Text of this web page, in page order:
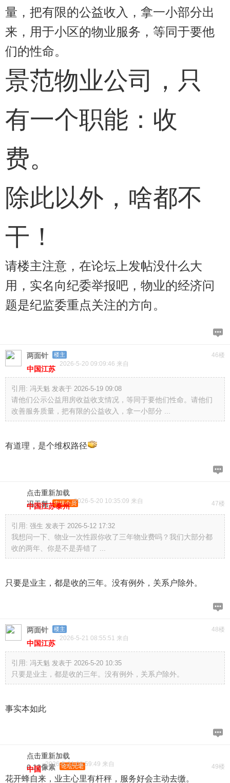
量，把有限的公益收入，拿一小部分出
来，用于小区的物业服务，等同于要他
们的性命。
景范物业公司，只
有一个职能：收
费。
除此以外，啥都不
干！
请楼主注意，在论坛上发帖没什么大
用，实名向纪委举报吧，物业的经济问
题是纪监委重点关注的方向。
46楼
两面针 楼主
2026-5-20 09:09:46 来自
中国江苏
引用: 冯天魁 发表于 2026-5-19 09:08
请他们公示公益用房收益收支情况，等同于要他们性命。请他们
改善服务质量，把有限的公益收入，拿一小部分 ...
有道理，是个维权路径
点击重新加载
47楼
冯天魁 中级会员2026-5-20 10:35:09 来自
中国江苏泰州
引用: 强生 发表于 2026-5-12 17:32
我想问一下、物业一次性跟你收了三年物业费吗？我们大部分都
收的两年、你是不是弄错了 ...
只要是业主，都是收的三年。没有例外，关系户除外。
48楼
两面针 楼主
2026-5-21 08:55:51 来自
中国江苏
引用: 冯天魁 发表于 2026-5-20 10:35
只要是业主，都是收的三年。没有例外，关系户除外。
事实本如此
点击重新加载
49楼
0.12像素 论坛元老
2026-5-21 08:59:49 来自
中国
花开蜂自来，业主心里有杆秤，服务好会主动去缴。